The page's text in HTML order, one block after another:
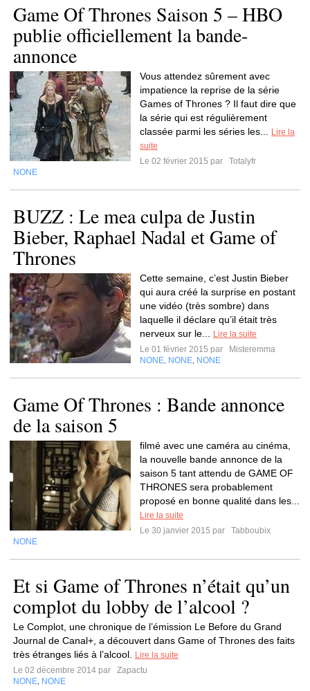
Game Of Thrones Saison 5 – HBO
publie officiellement la bande-
annonce
Vous attendez sûrement avec
impatience la reprise de la série
Games of Thrones ? Il faut dire que
la série qui est régulièrement
classée parmi les séries les...
Lire la
suite
Le 02 février 2015 par
Totalyfr
NONE
BUZZ : Le mea culpa de Justin
Bieber, Raphael Nadal et Game of
Thrones
Cette semaine, c’est Justin Bieber
qui aura créé la surprise en postant
une vidéo (très sombre) dans
laquelle il déclare qu’il était très
nerveux sur le...
Lire la suite
Le 01 février 2015 par
Misteremma
NONE NONE NONE
Game Of Thrones : Bande annonce
de la saison 5
filmé avec une caméra au cinéma,
la nouvelle bande annonce de la
saison 5 tant attendu de GAME OF
THRONES sera probablement
proposé en bonne qualité dans les...
Lire la suite
Le 30 janvier 2015 par
Tabboubix
NONE
Et si Game of Thrones n’était qu’un
complot du lobby de l’alcool ?
Le Complot, une chronique de l’émission Le Before du Grand
Journal de Canal+, a découvert dans Game of Thrones des faits
très étranges liés à l’alcool.
Lire la suite
Le 02 décembre 2014 par
Zapactu
NONE NONE